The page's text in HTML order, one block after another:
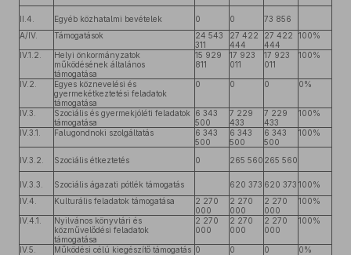
II.4. Egyéb közhatalmi bevételek 0 0
73 856
A/IV.
Támogatások
24 543
311
27 422
444
27 422
444
100%
IV.1.2.
Helyi önkormányzatok
működésének általános
támogatása
15 929
811
17 923
011
17 923
011
100%
IV.2.
Egyes köznevelési és
gyermekétkeztetési feladatok
támogatása
0 0 0 0%
IV.3.
Szociális és gyermekjóléti feladatok
támogatása
6 343
500
7 229
433
7 229
433
100%
IV.3.1. Falugondnoki szolgáltatás
6 343
500
6 343
500
6 343
500
100%
IV.3.2. Szociális étkeztetés 0 265 560 265 560
IV.3.3. Szociális ágazati pótlék támogatás 620 373 620 373 100%
IV.4.
Kulturális feladatok támogatása
2 270
000
2 270
000
2 270
000
100%
IV.4.1.
Nyilvános könyvtári és
közművelődési feladatok
támogatása
2 270
000
2 270
000
2 270
000
100%
IV.5. Működési célú kiegészítő támogatás 0 0 0 0%